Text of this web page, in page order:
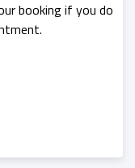
booking if you do